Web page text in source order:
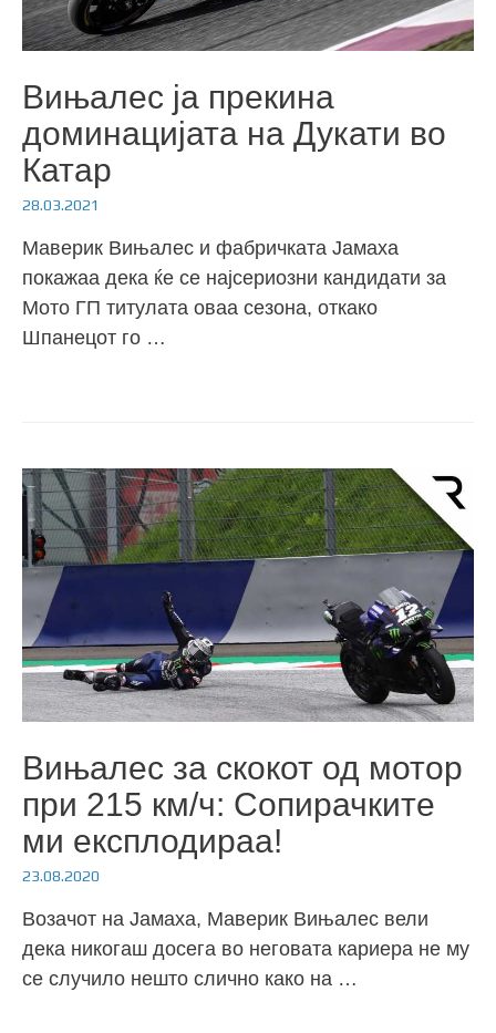
Вињалес ја прекина
доминацијата на Дукати во
Катар
28.03.2021
Маверик Вињалес и фабричката Јамаха
покажаа дека ќе се најсериозни кандидати за
Мото ГП титулата оваа сезона, откако
Шпанецот го …
Вињалес за скокот од мотор
при 215 км/ч: Сопирачките
ми експлодираа!
23.08.2020
Возачот на Јамаха, Маверик Вињалес вели
дека никогаш досега во неговата кариера не му
се случило нешто слично како на …